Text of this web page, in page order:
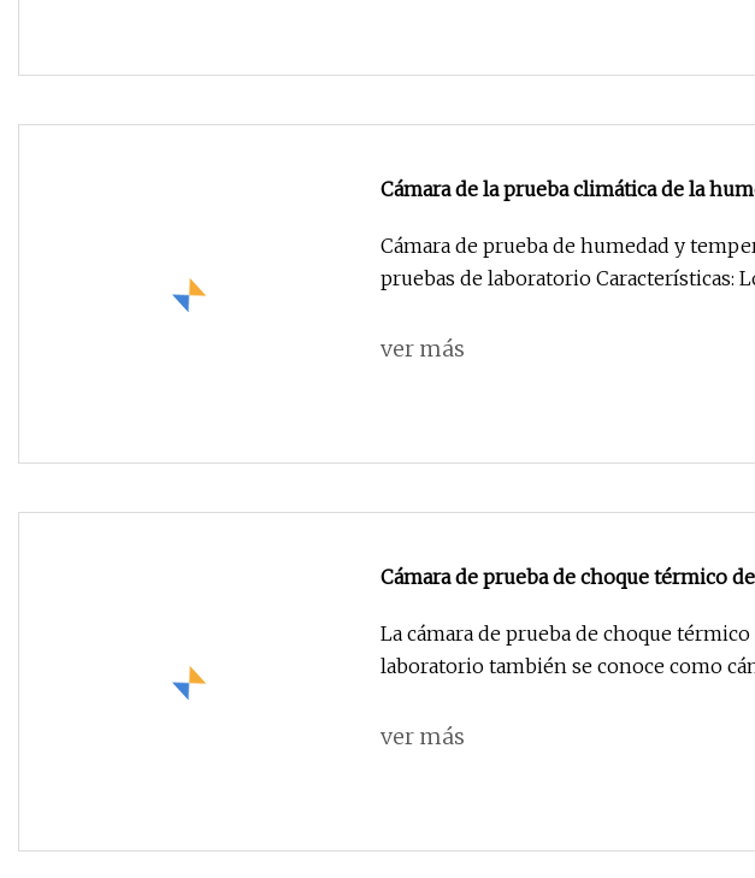
Cámara de la prueba climática de la
Cámara de prueba de humedad y
pruebas de laboratorio Características:
ver más
Cámara de prueba de choque térmico
La cámara de prueba de choque
laboratorio también se conoce como
ver más